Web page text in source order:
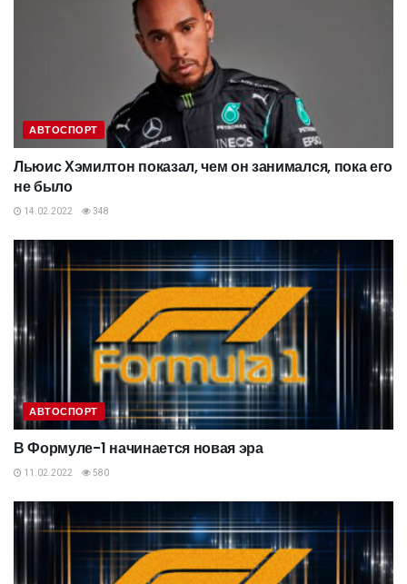
АВТОСПОРТ
Льюис Хэмилтон показал, чем он занимался, пока его
не было
14.02.2022 348
АВТОСПОРТ
В Формуле-1 начинается новая эра
11.02.2022 580